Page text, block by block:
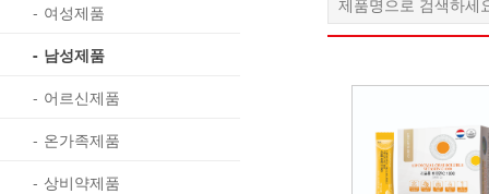
여성제품
남성제품
어르신제품
온가족제품
상비약제품